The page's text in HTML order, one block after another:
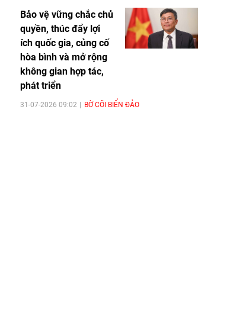
Bảo vệ vững chắc chủ
quyền, thúc đẩy lợi
ích quốc gia, củng cố
hòa bình và mở rộng
không gian hợp tác,
phát triển
31-07-2026 09:02 BỜ CÕI BIỂN ĐẢO